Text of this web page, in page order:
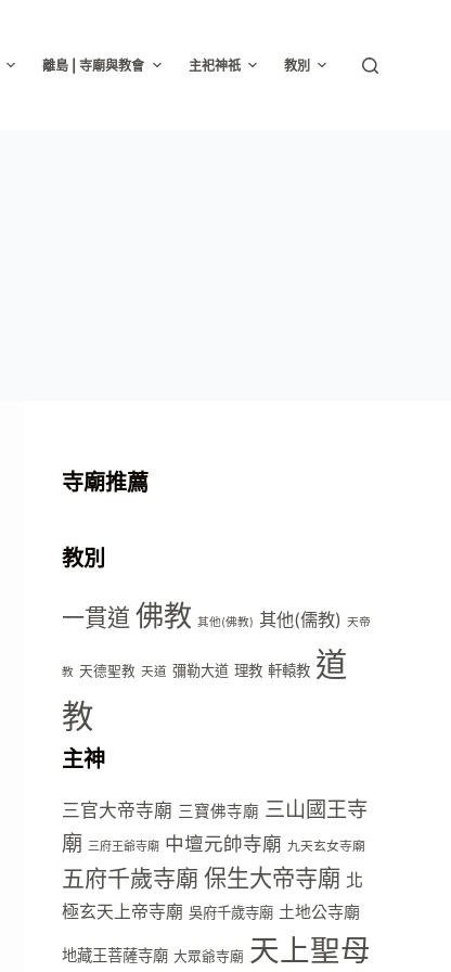
離島 | 寺廟與教會 主祀神祇 教別
寺廟推薦
教別
一貫道 佛教 其他(佛教) 其他(儒教) 天帝
教 天德聖教 天道 彌勒大道 理教 軒轅教 道
教
主神
三官大帝寺廟 三寶佛寺廟 三山國王寺
廟 三府王爺寺廟 中壇元帥寺廟 九天玄女寺廟
五府千歲寺廟 保生大帝寺廟 北
極玄天上帝寺廟 吳府千歲寺廟 土地公寺廟
地藏王菩薩寺廟 大眾爺寺廟 天上聖母